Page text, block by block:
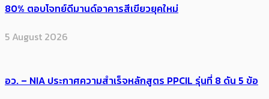
80% ตอบโจทย์ดีมานด์อาคารสีเขียวยุคใหม่
5 August 2026
อว. – NIA ประกาศความสำเร็จหลักสูตร PPCIL รุ่นที่ 8 ดัน 5 ข้อ